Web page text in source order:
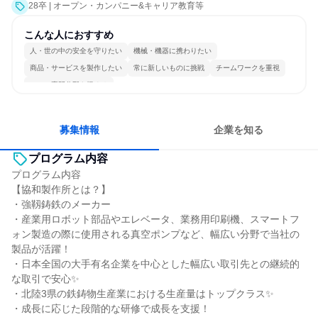
28卒 | オープン・カンパニー&キャリア教育等
こんな人におすすめ
人・世の中の安全を守りたい 機械・機器に携わりたい
商品・サービスを製作したい 常に新しいものに挑戦 チームワークを重視
一つの専門分野を極める
募集情報 企業を知る
プログラム内容
プログラム内容
【協和製作所とは？】
・強靱鋳鉄のメーカー
・産業用ロボット部品やエレベータ、業務用印刷機、スマートフ
ォン製造の際に使用される真空ポンプなど、幅広い分野で当社の
製品が活躍！
・日本全国の大手有名企業を中心とした幅広い取引先との継続的
な取引で安心✨
・北陸3県の鉄鋳物生産業における生産量はトップクラス✨
・成長に応じた段階的な研修で成長を支援！